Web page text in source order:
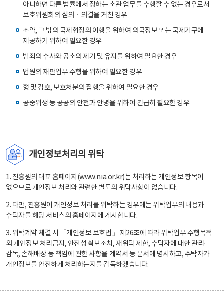
아니하면 다른 법률에서 정하는 소관 업무를 수행할 수 없는 경우로서
보호위원회의 심의ㆍ의결을 거친 경우
조약, 그 밖의 국제협정의 이행을 위하여 외국정보 또는 국제기구에
제공하기 위하여 필요한 경우
범죄의 수사와 공소의 제기 및 유지를 위하여 필요한 경우
법원의 재판업무 수행을 위하여 필요한 경우
형 및 감호, 보호처분의 집행을 위하여 필요한 경우
공중위생 등 공공의 안전과 안녕을 위하여 긴급히 필요한 경우
개인정보처리의 위탁
1. 진흥원의 대표 홈페이지(www.nia.or.kr)는 처리하는 개인정보 항목이
없으므로 개인정보 처리와 관련한 별도의 위탁사항이 없습니다.
2. 다만, 진흥원이 개인정보 처리를 위탁하는 경우에는 위탁업무의 내용과
수탁자를 해당 서비스의 홈페이지에 게시합니다.
3. 위탁계약 체결 시 「개인정보 보호법」 제26조에 따라 위탁업무 수행목적
외 개인정보 처리금지, 안전성 확보조치, 재위탁 제한, 수탁자에 대한 관리·
감독, 손해배상 등 책임에 관한 사항을 계약서 등 문서에 명시하고, 수탁자가
개인정보를 안전하게 처리하는지를 감독하겠습니다.